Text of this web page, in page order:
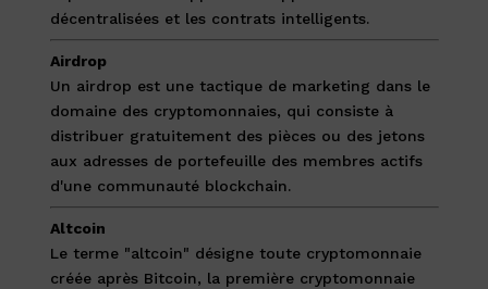
décentralisées et les contrats intelligents.
Airdrop
Un airdrop est une tactique de marketing dans le
domaine des cryptomonnaies, qui consiste à
distribuer gratuitement des pièces ou des jetons
aux adresses de portefeuille des membres actifs
d'une communauté blockchain.
Altcoin
Le terme "altcoin" désigne toute cryptomonnaie
créée après Bitcoin, la première cryptomonnaie